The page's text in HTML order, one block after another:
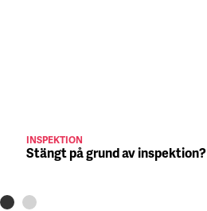
INSPEKTION
Stängt på grund av inspektion?